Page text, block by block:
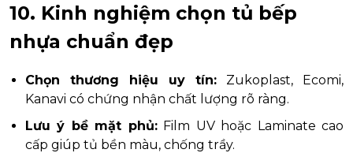
10. Kinh nghiệm chọn tủ bếp
nhựa chuẩn đẹp
Chọn thương hiệu uy tín: Zukoplast, Ecomi,
Kanavi có chứng nhận chất lượng rõ ràng.
Lưu ý bề mặt phủ:Film UV hoặc Laminate cao
cấp giúp tủ bền màu, chống trầy.